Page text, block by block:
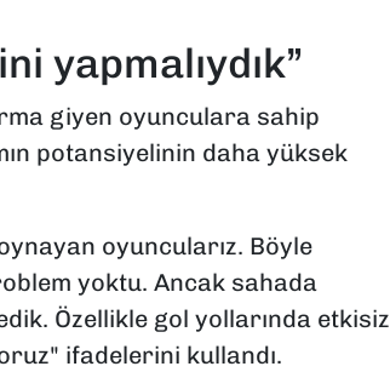
yapmalıydık”
giyen oyunculara sahip
potansiyelinin daha yüksek
oyuncularız. Böyle
yoktu. Ancak sahada
Özellikle gol yollarında etkisiz
ifadelerini kullandı.